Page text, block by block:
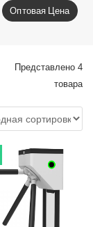
Оптовая Цена
Представлено 4
товара